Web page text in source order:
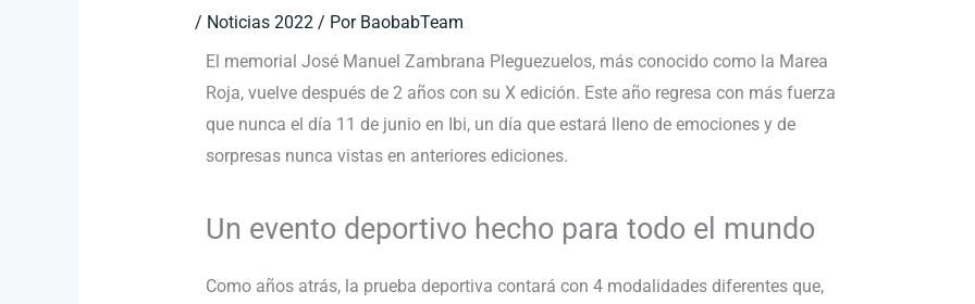
/ Noticias 2022/ Por BaobabTeam
El memorial José Manuel Zambrana Pleguezuelos, más conocido como la Marea
Roja, vuelve después de 2 años con su X edición. Este año regresa con más fuerza
que nunca el día 11 de junio en Ibi, un día que estará lleno de emociones y de
sorpresas nunca vistas en anteriores ediciones.
Un evento deportivo hecho para todo el mundo
Como años atrás, la prueba deportiva contará con 4 modalidades diferentes que,